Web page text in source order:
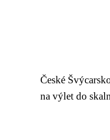
České
na výlet do